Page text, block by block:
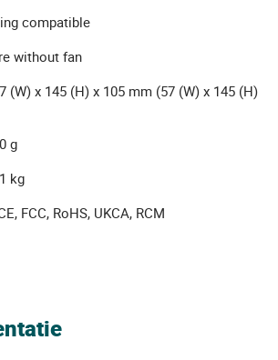
compatible
without fan
(W) x 145 (H) x 105 mm (57 (W) x 145 (H)
g
kg
FCC, RoHS, UKCA, RCM